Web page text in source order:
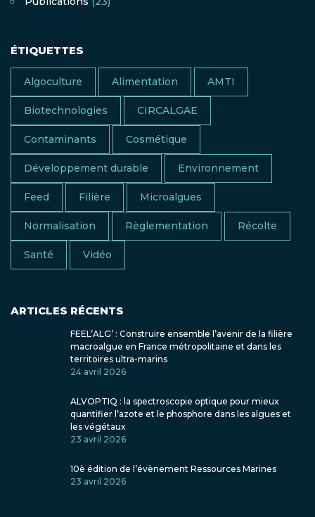
ÉTIQUETTES
Algoculture Alimentation AMTI
Biotechnologies CIRCALGAE
Contaminants Cosmétique
Développement durable Environnement
Feed Filière Microalgues
Normalisation Règlementation Récolte
Santé Vidéo
ARTICLES RÉCENTS
FEEL’ALG’ : Construire ensemble l’avenir de la filière
macroalgue en France métropolitaine et dans les
territoires ultra-marins
24 avril 2026
ALVOPTIQ : la spectroscopie optique pour mieux
quantifier l’azote et le phosphore dans les algues et
les végétaux
23 avril 2026
10è édition de l’évènement Ressources Marines
23 avril 2026